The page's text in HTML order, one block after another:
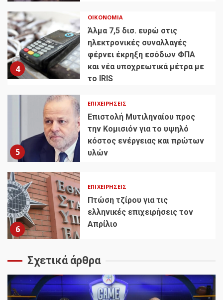
4
ΟΙΚΟΝΟΜΊΑ
Άλμα 7,5 δισ. ευρώ στις
ηλεκτρονικές συναλλαγές
φέρνει έκρηξη εσόδων ΦΠΑ
και νέα υποχρεωτικά μέτρα με
το IRIS
5
ΕΠΙΧΕΙΡΉΣΕΙΣ
Επιστολή Μυτιληναίου προς
την Κομισιόν για το υψηλό
κόστος ενέργειας και πρώτων
υλών
6
ΕΠΙΧΕΙΡΉΣΕΙΣ
Πτώση τζίρου για τις
ελληνικές επιχειρήσεις τον
Απρίλιο
Σχετικά άρθρα